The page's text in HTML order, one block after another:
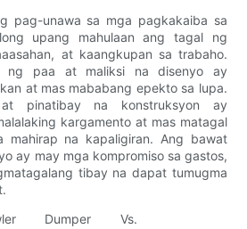
pag-unawa sa mga pagkakaiba sa
upang mahulaan ang tagal ng
at kaangkupan sa trabaho.
ng paa at maliksi na disenyo ay
at mas mababang epekto sa lupa.
pinatibay na konstruksyon ay
kargamento at mas matagal
mahirap na kapaligiran. Ang bawat
ay may mga kompromiso sa gastos,
tibay na dapat tumugma